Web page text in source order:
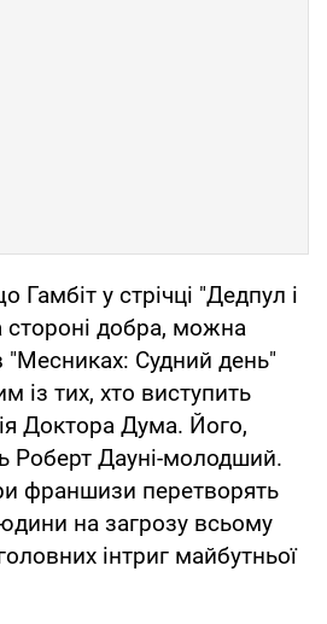
у стрічці "Дедпул і
стороні добра, можна
"Месниках: Судний день"
із тих, хто виступить
Доктора Дума. Його,
Роберт Дауні-молодший.
франшизи перетворять
на загрозу всьому
інтриг майбутньої